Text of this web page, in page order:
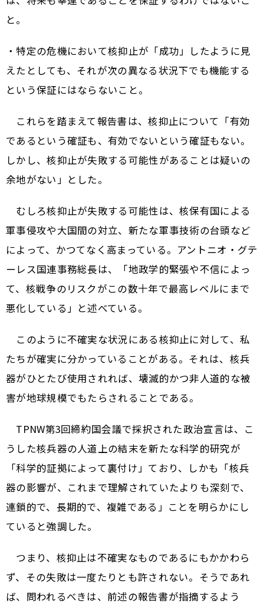
と。
・特定の危機において核抑止が「成功」したように見
えたとしても、それが次の異なる状況下でも機能する
という保証にはならないこと。
これらを踏まえて報告書は、核抑止について「有効
であるという確証も、有効でないという確証もない。
しかし、核抑止が失敗する可能性があることは疑いの
余地がない」とした。
むしろ核抑止が失敗する可能性は、核保有国による
軍事侵攻や大国間の対立、新たな軍事技術の台頭など
によって、かつてなく高まっている。アントニオ・グテ
ーレス国連事務総長は、「地政学的緊張や不信によっ
て、核戦争のリスクがこの数十年で最高レベルにまで
悪化している」と述べている。
このように不確実な状況にある核抑止に対して、私
たちが確実に分かっていることがある。それは、核兵
器がひとたび使用されれば、壊滅的かつ非人道的な被
害が地球規模でもたらされることである。
TPNW第3回締約国会議で採択された政治宣言は、こ
うした核兵器の人道上の結末を新たな科学的研究が
「科学的証拠によって裏付け」ており、しかも「核兵
器の影響が、これまで理解されていたよりも深刻で、
連鎖的で、長期的で、複雑である」ことを明らかにし
ていると強調した。
つまり、核抑止は不確実なものであるにもかかわら
ず、その失敗は一度たりとも許されない。そうであれ
ば、問われるべきは、前述の報告書が指摘するよう